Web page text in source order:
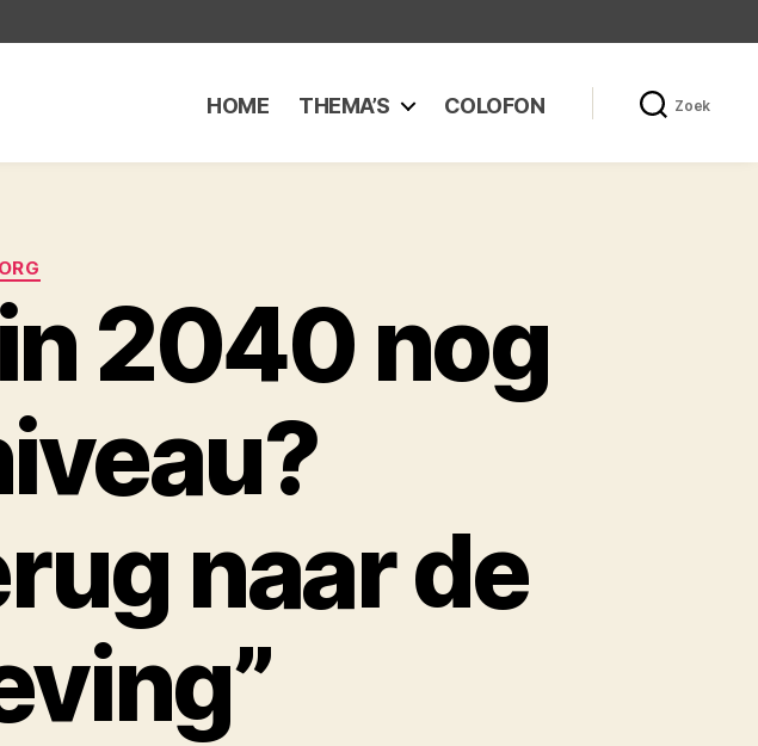
HOME THEMA’S COLOFON Zoek
2040 nog
naar de